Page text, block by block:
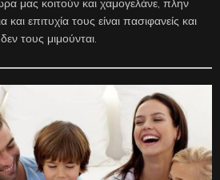
μας κοιτούν και χαμογελάνε, πλην
επιτυχία τους είναι πασιφανείς και
τους μιμούνται.